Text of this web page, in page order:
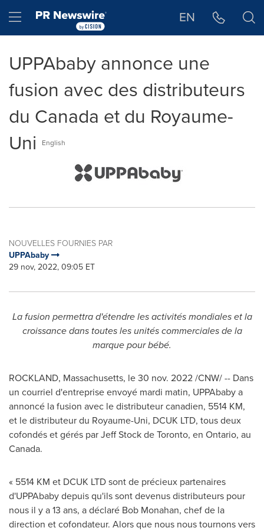
Hamburger menu EN
UPPAbaby annonce une
fusion avec des distributeurs
du Canada et du Royaume-
Uni
English
NOUVELLES FOURNIES PAR
UPPAbaby
29 nov, 2022, 09:05 ET
La fusion permettra d'étendre les activités mondiales et la
croissance dans toutes les unités commerciales de la
marque pour bébé.
ROCKLAND, Massachusetts, le30 nov. 2022/CNW/ -- Dans
un courriel d'entreprise envoyé mardi matin, UPPAbaby a
annoncé la fusion avec le distributeur canadien, 5514 KM,
et le distributeur du Royaume-Uni, DCUK LTD, tous deux
cofondés et gérés par Jeff Stock deToronto, en Ontario, au
Canada.
« 5514 KM et DCUK LTD sont de précieux partenaires
d'UPPAbaby depuis qu'ils sont devenus distributeurs pour
nous il y a 13 ans, a déclaré Bob Monahan, chef de la
direction et cofondateur. Alors que nous nous tournons vers